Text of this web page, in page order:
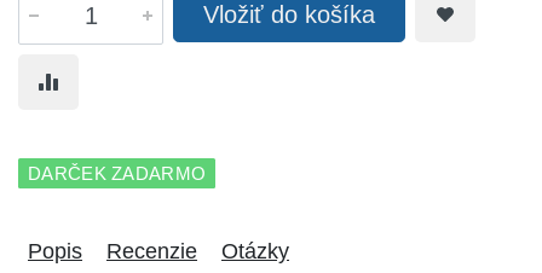
Vložiť do košíka
DARČEK ZADARMO
Popis Recenzie Otázky